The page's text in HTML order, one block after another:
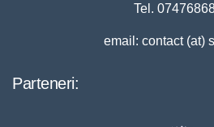
Tel.
email: contact (at)
Parteneri: